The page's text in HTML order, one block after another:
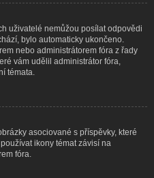
uživatelé nemůžou posílat odpovědi
bylo automaticky ukončeno.
nebo administrátorem fóra z řady
vám udělil administrátor fóra,
témata.
asociované s příspěvky, které
ikony témat závisí na
fóra.